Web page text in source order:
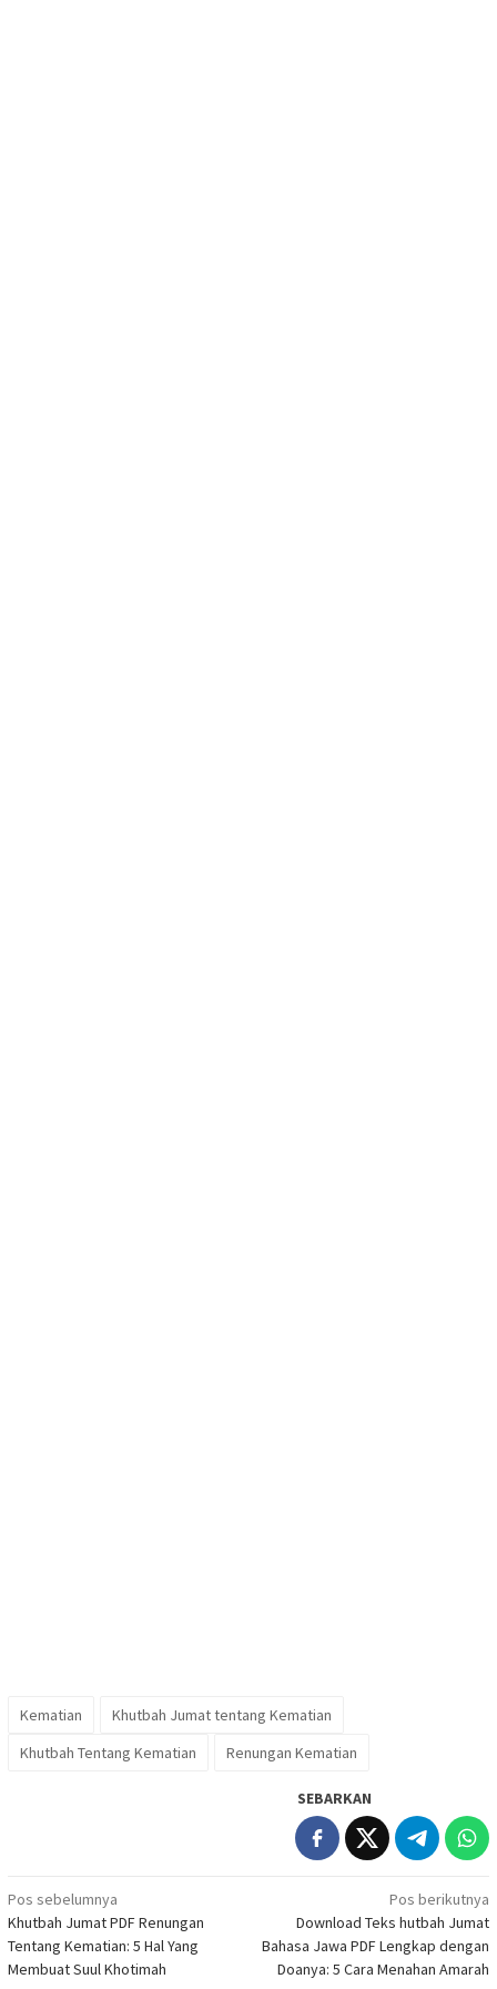
Kematian
Khutbah Jumat tentang Kematian
Khutbah Tentang Kematian
Renungan Kematian
SEBARKAN
Navigasi
pos
Pos sebelumnya
Khutbah Jumat PDF Renungan
Tentang Kematian: 5 Hal Yang
Membuat Suul Khotimah
Pos berikutnya
Download Teks hutbah Jumat
Bahasa Jawa PDF Lengkap dengan
Doanya: 5 Cara Menahan Amarah